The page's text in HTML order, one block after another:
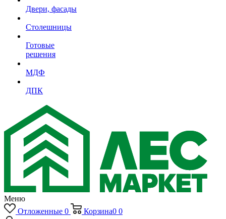
Двери, фасады
Столешницы
Готовые
решения
МДФ
ДПК
Меню
Отложенные 0 Корзина0 0